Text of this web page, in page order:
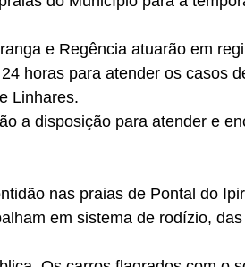
e Regência atuarão em
horas para atender os casos
Linhares.
a disposição para atender e
nas praias de Pontal do
em sistema de rodízio,